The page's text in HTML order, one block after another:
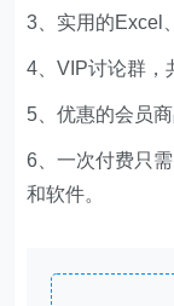
3、实用的Excel
4、VIP讨论群，
5、优惠的会员商
6、一次付费只
和软件。